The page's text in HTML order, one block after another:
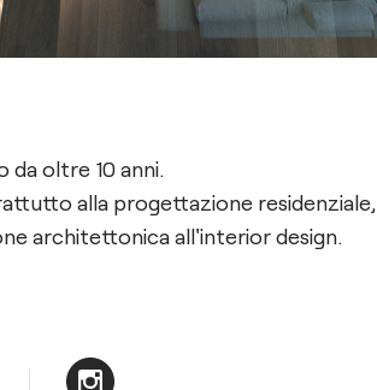
oltre 10 anni.
alla progettazione residenziale,
architettonica all'interior design.